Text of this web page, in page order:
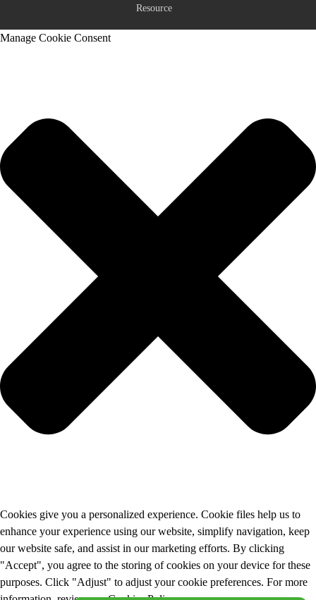
Resource
Manage Cookie Consent
Cookies give you a personalized experience. Cookie files help us to
enhance your experience using our website, simplify navigation, keep
our website safe, and assist in our marketing efforts. By clicking
"Accept", you agree to the storing of cookies on your device for these
purposes. Click "Adjust" to adjust your cookie preferences. For more